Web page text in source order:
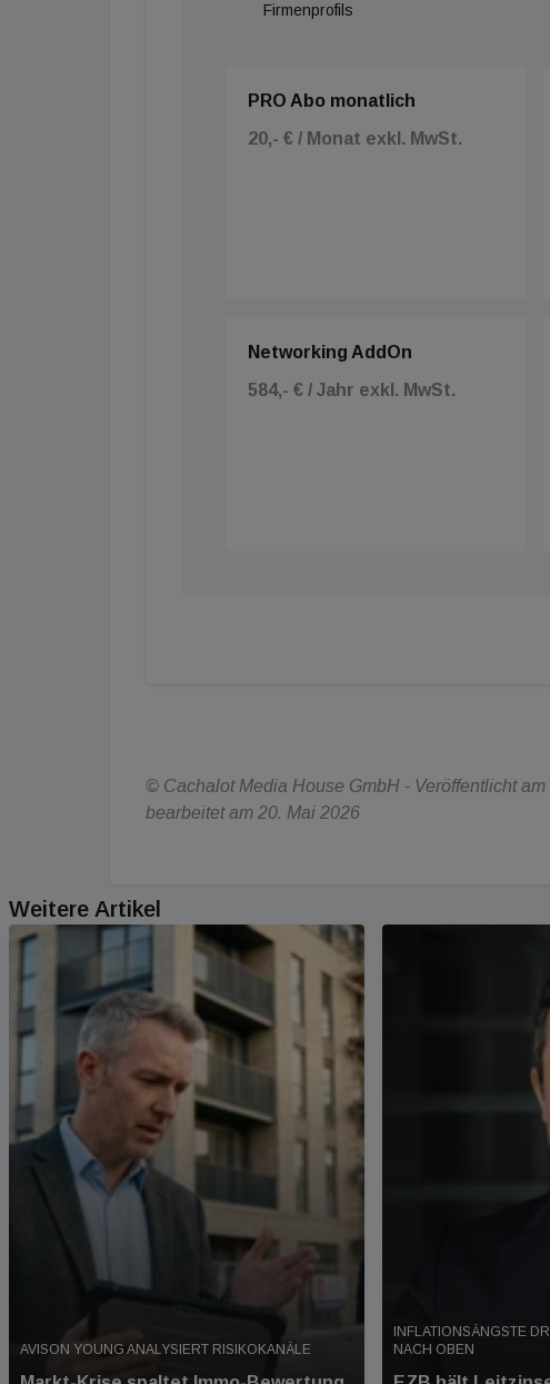
Firmenprofils
PRO Abo monatlich
20,- € / Monat exkl. MwSt.
Networking AddOn
584,- € / Jahr exkl. MwSt.
© Cachalot Media House GmbH - Veröffentlicht
bearbeitet am 20. Mai 2026
Weitere Artikel
AVISON YOUNG ANALYSIERT RISIKOKANÄLE
INFLATIONSÄNGSTE
NACH OBEN